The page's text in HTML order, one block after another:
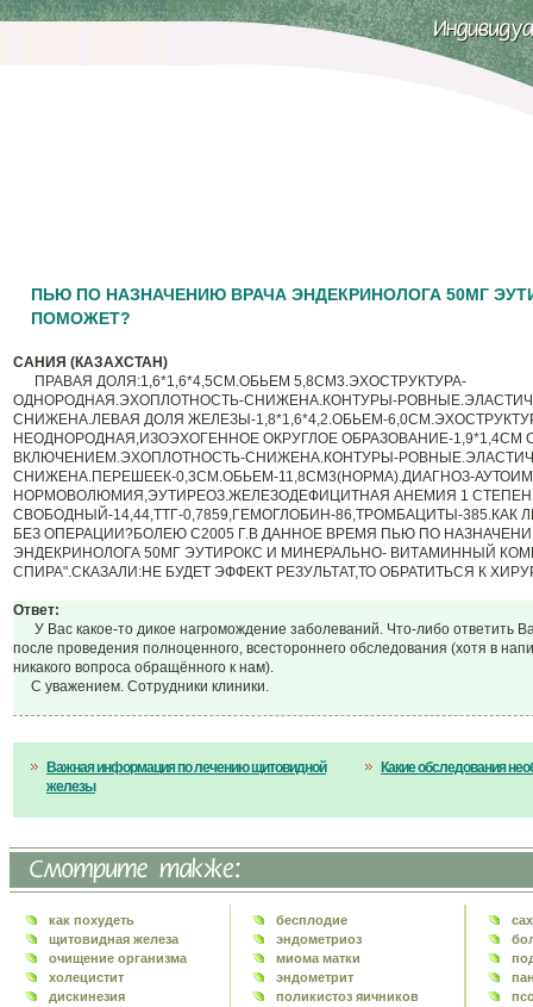
ПЬЮ ПО НАЗНАЧЕНИЮ ВРАЧА ЭНДЕКРИНОЛОГА 50МГ
ПОМОЖЕТ?
САНИЯ (КАЗАХСТАН)
ПРАВАЯ ДОЛЯ:1,6*1,6*4,5СМ.ОБЬЕМ 5,8СМ3.ЭХОСТРУКТУРА-
ОДНОРОДНАЯ.ЭХОПЛОТНОСТЬ-СНИЖЕНА.КОНТУРЫ-
СНИЖЕНА.ЛЕВАЯ ДОЛЯ ЖЕЛЕЗЫ-1,8*1,6*4,2.ОБЬЕМ-
НЕОДНОРОДНАЯ,ИЗОЭХОГЕННОЕ ОКРУГЛОЕ ОБРАЗОВАНИЕ-
ВКЛЮЧЕНИЕМ.ЭХОПЛОТНОСТЬ-СНИЖЕНА.КОНТУРЫ-
СНИЖЕНА.ПЕРЕШЕЕК-0,3СМ.ОБЬЕМ-11,8СМ3(НОРМА).ДИАГНОЗ-
НОРМОВОЛЮМИЯ,ЭУТИРЕОЗ.ЖЕЛЕЗОДЕФИЦИТНАЯ АНЕМИЯ 1
СВОБОДНЫЙ-14,44,ТТГ-0,7859,ГЕМОГЛОБИН-86,ТРОМБАЦИТЫ-385.КАК
БЕЗ ОПЕРАЦИИ?БОЛЕЮ С2005 Г.В ДАННОЕ ВРЕМЯ ПЬЮ ПО
ЭНДЕКРИНОЛОГА 50МГ ЭУТИРОКС И МИНЕРАЛЬНО- ВИТАМИННЫЙ
СПИРА".СКАЗАЛИ:НЕ БУДЕТ ЭФФЕКТ РЕЗУЛЬТАТ,ТО ОБРАТИТЬСЯ К
Ответ:
У Вас какое-то дикое нагромождение заболеваний. Что-либо ответить
после проведения полноценного, всестороннего обследования (хотя в
никакого вопроса обращённого к нам).
С уважением. Сотрудники клиники.
Важная информация по лечению щитовидной
железы
Какие обследования
как похудеть
щитовидная железа
очищение организма
холецистит
дискинезия
бесплодие
эндометриоз
миома матки
эндометрит
поликистоз яичников